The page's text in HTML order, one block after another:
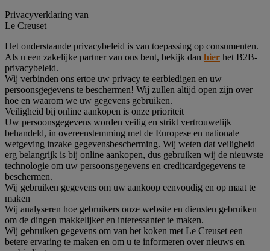
Privacyverklaring van
Le Creuset
Het onderstaande privacybeleid is van toepassing op consumenten.
Als u een zakelijke partner van ons bent, bekijk dan hier het B2B-
privacybeleid.
Wij verbinden ons ertoe uw privacy te eerbiedigen en uw
persoonsgegevens te beschermen! Wij zullen altijd open zijn over
hoe en waarom we uw gegevens gebruiken.
Veiligheid bij online aankopen is onze prioriteit
Uw persoonsgegevens worden veilig en strikt vertrouwelijk
behandeld, in overeenstemming met de Europese en nationale
wetgeving inzake gegevensbescherming. Wij weten dat veiligheid
erg belangrijk is bij online aankopen, dus gebruiken wij de nieuwste
technologie om uw persoonsgegevens en creditcardgegevens te
beschermen.
Wij gebruiken gegevens om uw aankoop eenvoudig en op maat te
maken
Wij analyseren hoe gebruikers onze website en diensten gebruiken
om de dingen makkelijker en interessanter te maken.
Wij gebruiken gegevens om van het koken met Le Creuset een
betere ervaring te maken en om u te informeren over nieuws en